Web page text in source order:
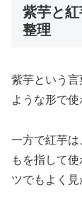
紫芋と
整理
紫芋という
ような形で使
一方で紅芋
もを指して
ツでもよく見